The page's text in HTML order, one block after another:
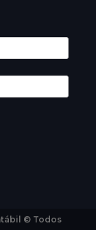
© Todos